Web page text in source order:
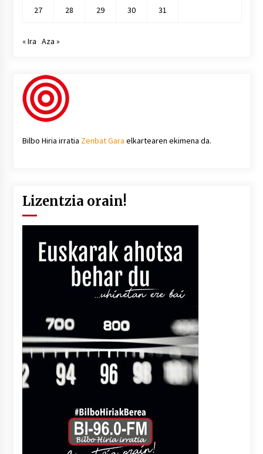
27 28 29 30 31
« Ira Aza »
Bilbo Hiria irratia Zenbat Gara elkartearen ekimena da.
Lizentzia orain!